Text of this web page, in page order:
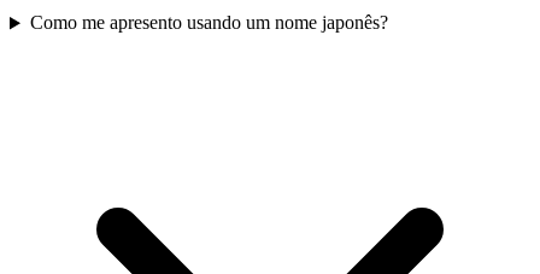
Como me apresento usando um nome japonês?